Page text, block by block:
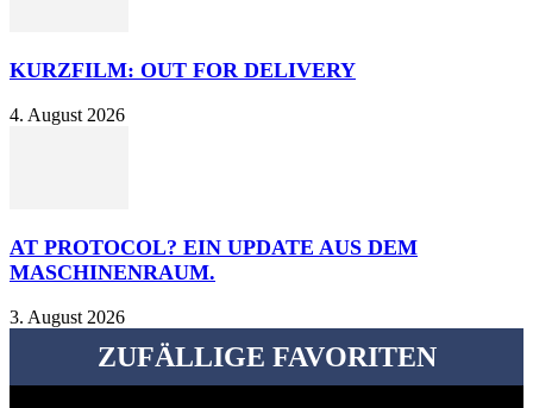
KURZFILM: OUT FOR DELIVERY
4. August 2026
AT PROTOCOL? EIN UPDATE AUS DEM
MASCHINENRAUM.
3. August 2026
ZUFÄLLIGE FAVORITEN